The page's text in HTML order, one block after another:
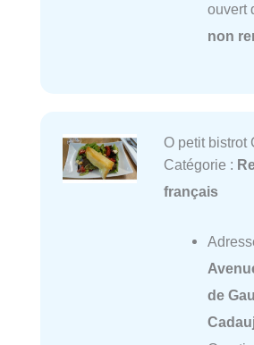
ouvert
non
O petit bistrot
Catégorie :
français
de